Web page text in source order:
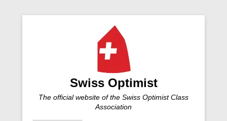
Swiss Optimist
The official website of the Swiss Optimist Class
Association